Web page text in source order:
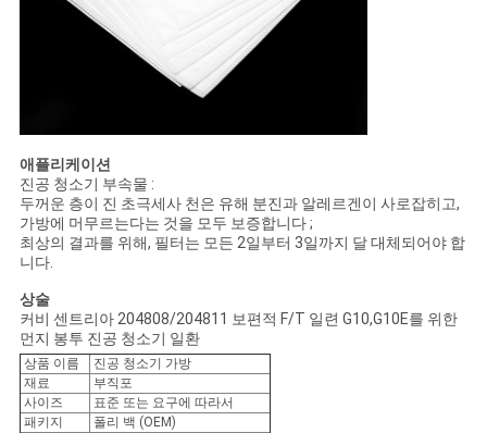
애플리케이션
진공 청소기 부속물 :
두꺼운 층이 진 초극세사 천은 유해 분진과 알레르겐이 사로잡히고,
가방에 머무르는다는 것을 모두 보증합니다 ;
최상의 결과를 위해, 필터는 모든 2일부터 3일까지 달 대체되어야 합
니다.
상술
커비 센트리아 204808/204811 보편적 F/T 일련 G10,G10E를 위한
먼지 봉투 진공 청소기 일환
상품 이름
진공 청소기 가방
재료
부직포
사이즈
표준 또는 요구에 따라서
패키지
폴리 백 (OEM)